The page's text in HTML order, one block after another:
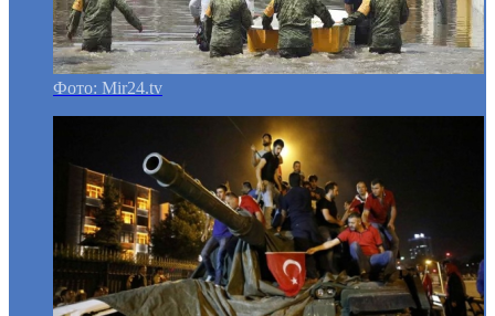
Фото: Mir24.tv